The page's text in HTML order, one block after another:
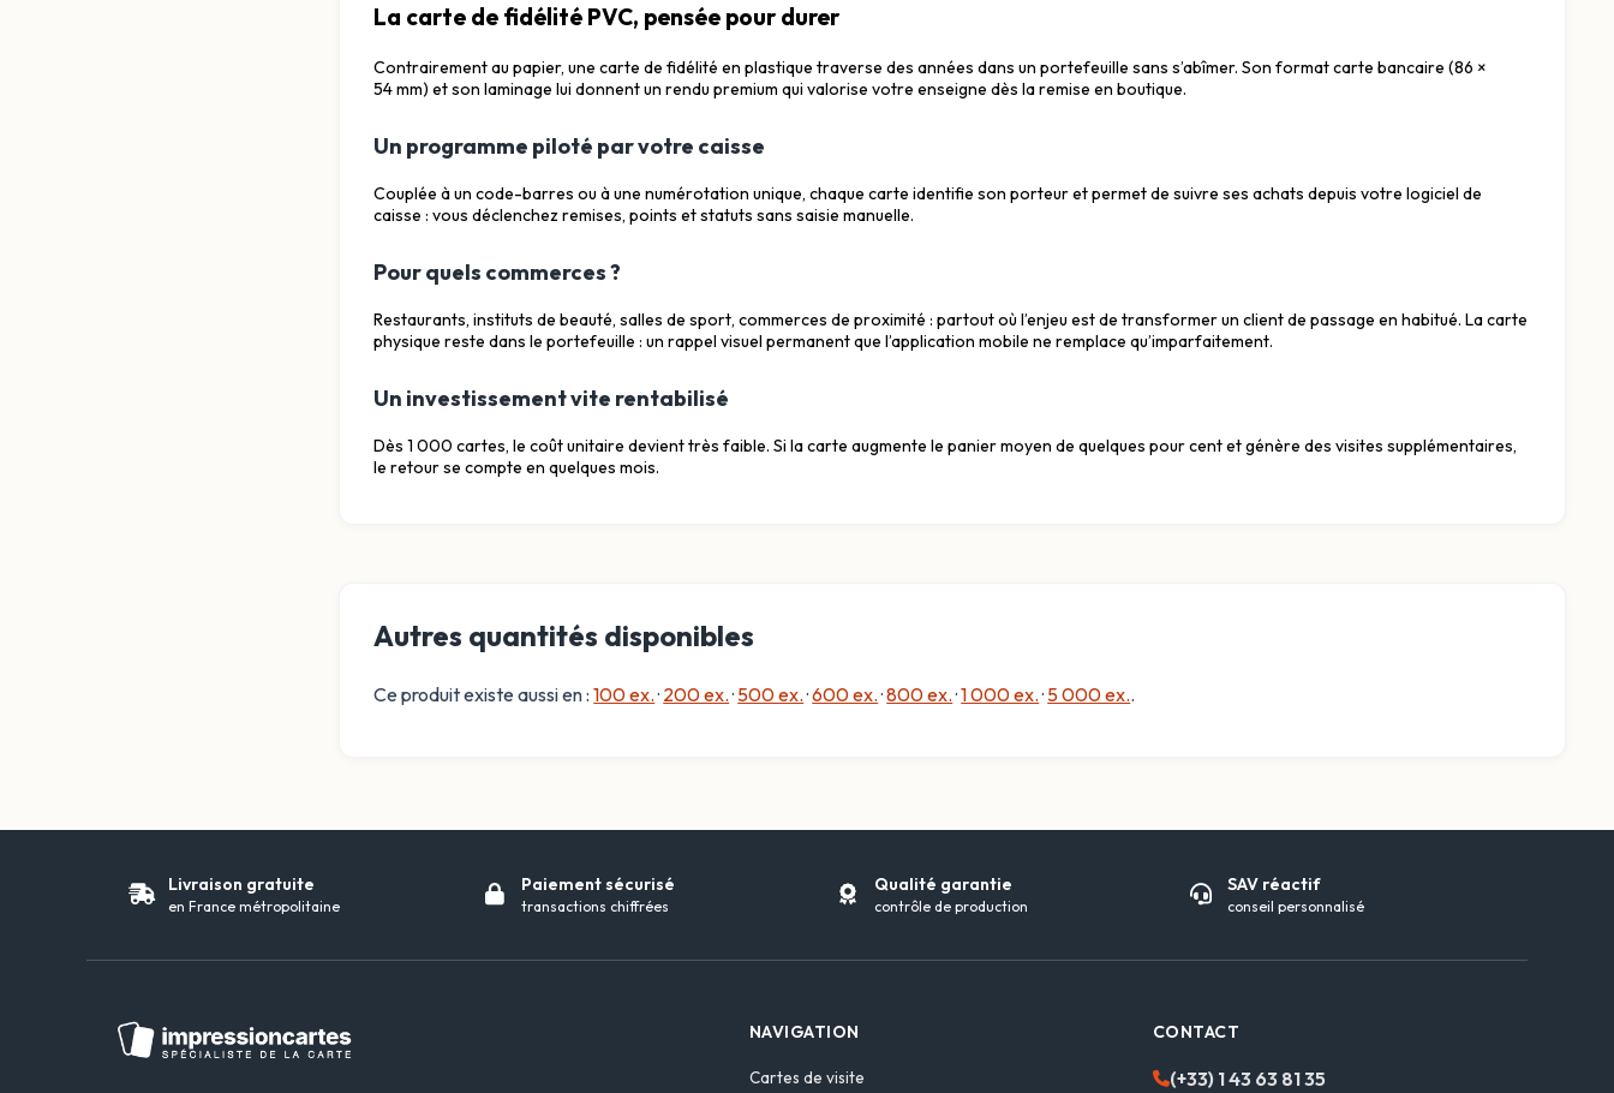
La carte de fidélité PVC, pensée pour durer
Contrairement au papier, une carte de fidélité en plastique traverse des années dans un portefeuille sans s’abîmer. Son format carte bancaire (86 ×
54 mm) et son laminage lui donnent un rendu premium qui valorise votre enseigne dès la remise en boutique.
Un programme piloté par votre caisse
Couplée à un code-barres ou à une numérotation unique, chaque carte identifie son porteur et permet de suivre ses achats depuis votre logiciel de
caisse : vous déclenchez remises, points et statuts sans saisie manuelle.
Pour quels commerces ?
Restaurants, instituts de beauté, salles de sport, commerces de proximité : partout où l’enjeu est de transformer un client de passage en habitué. La carte
physique reste dans le portefeuille : un rappel visuel permanent que l’application mobile ne remplace qu’imparfaitement.
Un investissement vite rentabilisé
Dès 1 000 cartes, le coût unitaire devient très faible. Si la carte augmente le panier moyen de quelques pour cent et génère des visites supplémentaires,
le retour se compte en quelques mois.
Autres quantités disponibles
Ce produit existe aussi en :100 ex.· 200 ex.· 500 ex.·600 ex.·800 ex.·1 000 ex.· 5 000 ex..
Livraison gratuite
en France métropolitaine
Paiement sécurisé
transactions chiffrées
Qualité garantie
contrôle de production
SAV réactif
conseil personnalisé
NAVIGATION
Cartes de visite
CONTACT
(+33) 1 43 63 81 35